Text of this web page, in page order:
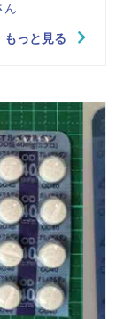
ん
もっと見る